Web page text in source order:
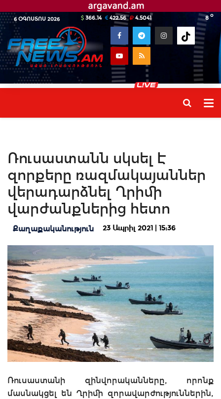
6 ՕԳՈՍՏՈՍ 2026 8 o
366.14 422.56 4.5041
Ռուսաստանն սկսել Է
զորքերը ռազմակայաններ
վերադարձնել Ղրիմի
վարժանքներից հետո
Քաղաքականություն 23 Ապրիլ 2021 | 15:36
Ռուսաստանի զինվորականները, որոնք
մասնակցել են Ղրիմի զորավարժություններին,